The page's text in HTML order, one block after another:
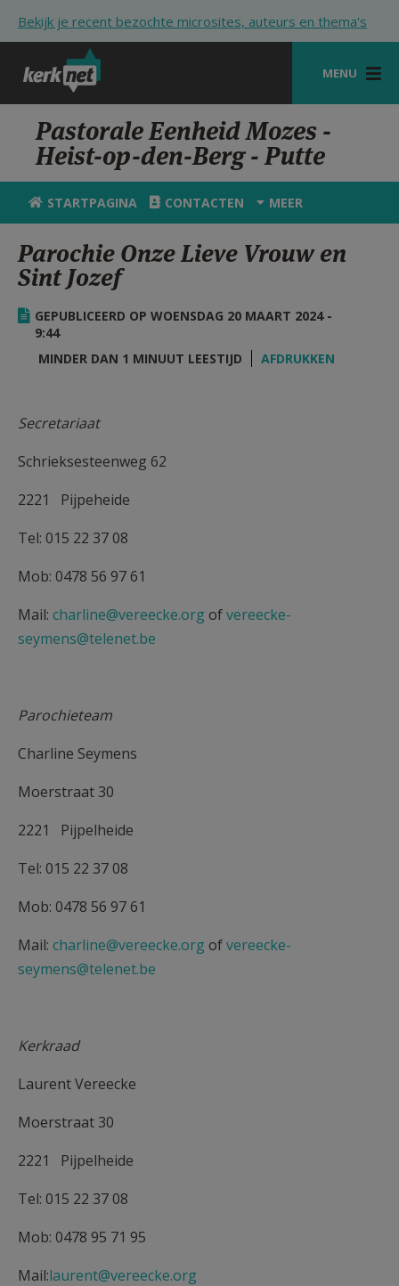
Bekijk je recent bezochte microsites, auteurs en thema's
MENU
STARTPAGINA
KERK
VIERINGEN
ZOEKEN
HULP
STARTPAGINA PORTAAL
AANMELDEN OF REGISTREREN
Pastorale Eenheid Mozes -
Heist-op-den-Berg - Putte
STARTPAGINA CONTACTEN MEER
Parochie Onze Lieve Vrouw en
Sint Jozef
GEPUBLICEERD OP WOENSDAG 20 MAART 2024 -
9:44
MINDER DAN 1 MINUUT LEESTIJD
AFDRUKKEN
Secretariaat
Schrieksesteenweg 62
2221 Pijpeheide
Tel: 015 22 37 08
Mob: 0478 56 97 61
Mail: charline@vereecke.org ofvereecke-
seymens@telenet.be
Parochieteam
Charline Seymens
Moerstraat 30
2221 Pijpelheide
Tel: 015 22 37 08
Mob: 0478 56 97 61
Mail: charline@vereecke.org ofvereecke-
seymens@telenet.be
Kerkraad
Laurent Vereecke
Moerstraat 30
2221 Pijpelheide
Tel: 015 22 37 08
Mob: 0478 95 71 95
Mail:laurent@vereecke.org